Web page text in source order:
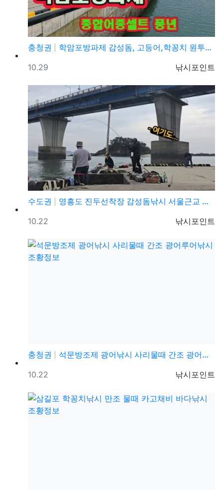
충청권
학암포방파제 감성돔, 고등어,학꽁치 원투낚시 바다낚시 …
등록자
낚시포인트
등록일
10.29
수도권
영흥도 진두선착장 감성돔낚시 서울근교 감성돔낚시 포인트
등록자
낚시포인트
등록일
10.22
충청권
석문방조제 광어낚시 사리물때 간조 광어루어낚시 조황정보
등록자
낚시포인트
등록일
10.22